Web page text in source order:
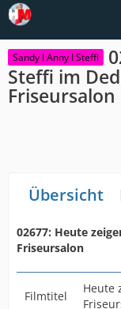
Sandy I Anny I Steffi
Steffi im
Friseursalon
Übersicht
02677: Heute
Friseursalon
Filmtitel
Heute